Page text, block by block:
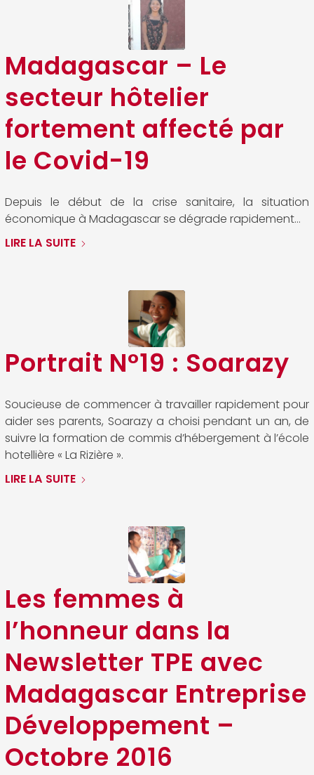
Madagascar – Le
secteur hôtelier
fortement affecté par
le Covid-19
Depuis le début de la crise sanitaire, la situation
économique à Madagascar se dégrade rapidement…
LIRE LA SUITE
Portrait N°19 : Soarazy
Soucieuse de commencer à travailler rapidement pour
aider ses parents, Soarazy a choisi pendant un an, de
suivre la formation de commis d’hébergement à l’école
hotellière « La Rizière ».
LIRE LA SUITE
Les femmes à
l’honneur dans la
Newsletter TPE avec
Madagascar Entreprise
Développement –
Octobre 2016